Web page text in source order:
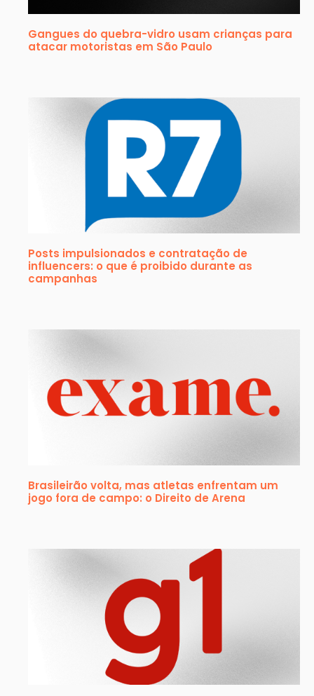
Gangues do quebra-vidro usam crianças para
atacar motoristas em São Paulo
Posts impulsionados e contratação de
influencers: o que é proibido durante as
campanhas
Brasileirão volta, mas atletas enfrentam um
jogo fora de campo: o Direito de Arena